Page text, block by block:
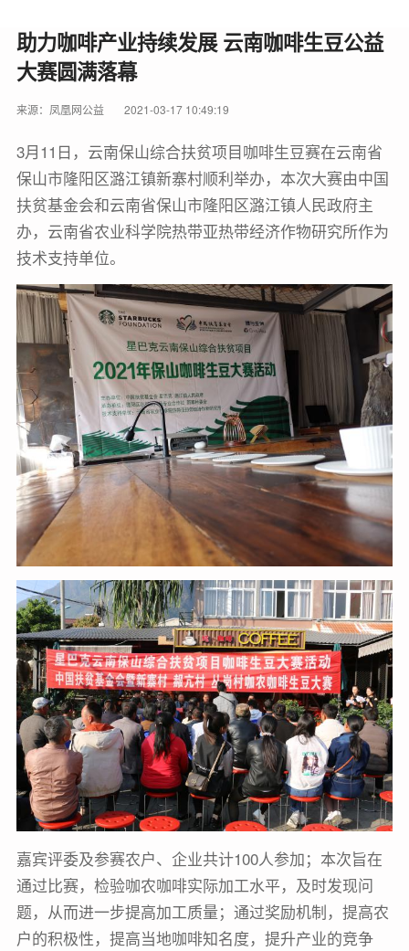
助力咖啡产业持续发展 云南咖啡生豆公益
大赛圆满落幕
来源：凤凰网公益 2021-03-17 10:49:19
3月11日，云南保山综合扶贫项目咖啡生豆赛在云南省
保山市隆阳区潞江镇新寨村顺利举办，本次大赛由中国
扶贫基金会和云南省保山市隆阳区潞江镇人民政府主
办，云南省农业科学院热带亚热带经济作物研究所作为
技术支持单位。
嘉宾评委及参赛农户、企业共计100人参加；本次旨在
通过比赛，检验咖农咖啡实际加工水平，及时发现问
题，从而进一步提高加工质量；通过奖励机制，提高农
户的积极性，提高当地咖啡知名度，提升产业的竞争